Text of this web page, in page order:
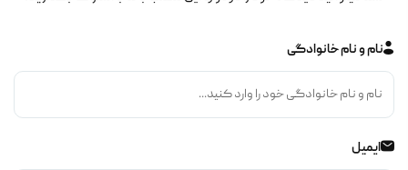
نام و نام خانوادگی
ایمیل